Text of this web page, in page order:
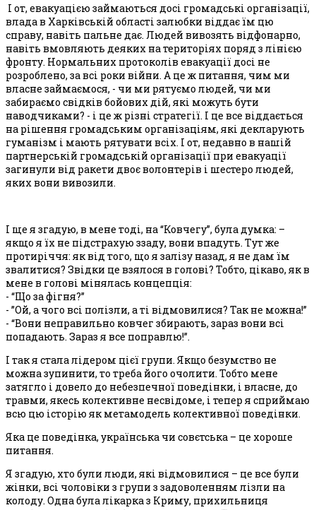
І от, евакуацією займаються досі громадські організації,
влада в Харківській області залюбки віддає їм цю
справу, навіть пальне дає. Людей вивозять відфонарно,
навіть вмовляють деяких на територіях поряд з лінією
фронту. Нормальних протоколів евакуації досі не
розроблено, за всі роки війни. А це ж питання, чим ми
власне займаємося, - чи ми рятуємо людей, чи ми
забираємо свідків бойових дій, які можуть бути
наводчиками? - і це ж різні стратегії. І це все віддається
на рішення громадським організаціям, які декларують
гуманізм і мають рятувати всіх. І от, недавно в нашій
партнерській громадській організації при евакуації
загинули від ракети двоє волонтерів і шестеро людей,
яких вони вивозили.
І ще я згадую, в мене тоді, на “Ковчегу”, була думка: –
якщо я їх не підстрахую ззаду, вони впадуть. Тут же
протиріччя: як від того, що я залізу назад, я не дам їм
звалитися? Звідки це взялося в голові? Тобто, цікаво, як в
мене в голові мінялась концепція:
- “Що за фігня?”
- ”Ой, а чого всі полізли, а ті відмовилися? Так не можна!”
- “Вони неправильно ковчег збирають, зараз вони всі
попадають. Зараз я все поправлю!”.
І так я стала лідером цієї групи. Якщо безумство не
можна зупинити, то треба його очолити. Тобто мене
затягло і довело до небезпечної поведінки, і власне, до
травми, якесь колективне несвідоме, і тепер я сприймаю
всю цю історію як метамодель колективної поведінки.
Яка це поведінка, українська чи совєтська – це хороше
питання.
Я згадую, хто були люди, які відмовилися – це все були
жінки, всі чоловіки з групи з задоволенням лізли на
колоду. Одна була лікарка з Криму, прихильниця